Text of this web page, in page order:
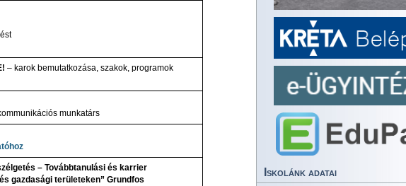
– karok bemutatkozása, szakok, programok
munkatárs
– Továbbtanulási és karrier
gazdasági területeken” Grundfos
Iskolánk adatai